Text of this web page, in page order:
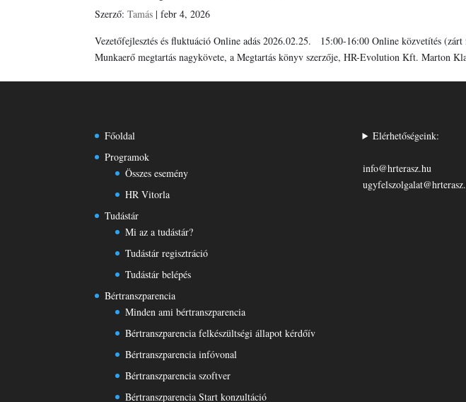
Szerző:Tamás |febr 4, 2026
Vezetőfejlesztés és fluktuáció Online adás 2026.02.25. 15:00-16:00 Online közvetítés
Munkaerő megtartás nagykövete, a Megtartás könyv szerzője, HR-Evolution Kft. Marton
Főoldal
Programok
Összes esemény
HR Vitorla
Tudástár
Mi az a tudástár?
Tudástár regisztráció
Tudástár belépés
Bértranszparencia
Minden ami bértranszparencia
Bértranszparencia felkészültségi állapot kérdőív
Bértranszparencia infóvonal
Bértranszparencia szoftver
Bértranszparencia Start konzultáció
Elérhetőségeink:
info@hrterasz.hu